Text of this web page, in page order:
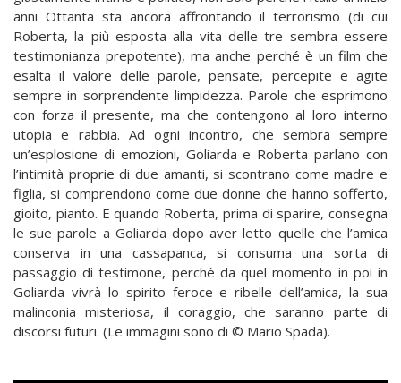
anni Ottanta sta ancora affrontando il terrorismo (di cui
Roberta, la più esposta alla vita delle tre sembra essere
testimonianza prepotente), ma anche perché è un film che
esalta il valore delle parole, pensate, percepite e agite
sempre in sorprendente limpidezza. Parole che esprimono
con forza il presente, ma che contengono al loro interno
utopia e rabbia. Ad ogni incontro, che sembra sempre
un’esplosione di emozioni, Goliarda e Roberta parlano con
l’intimità proprie di due amanti, si scontrano come madre e
figlia, si comprendono come due donne che hanno sofferto,
gioito, pianto. E quando Roberta, prima di sparire, consegna
le sue parole a Goliarda dopo aver letto quelle che l’amica
conserva in una cassapanca, si consuma una sorta di
passaggio di testimone, perché da quel momento in poi in
Goliarda vivrà lo spirito feroce e ribelle dell’amica, la sua
malinconia misteriosa, il coraggio, che saranno parte di
discorsi futuri. (Le immagini sono di © Mario Spada).